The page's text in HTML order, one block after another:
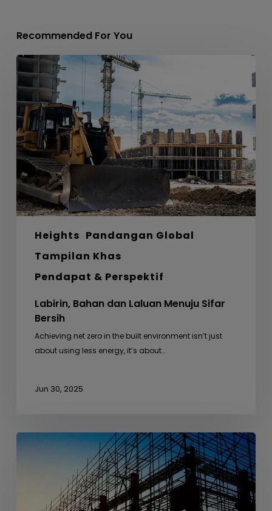
Recommended For You
Heights Pandangan Global
Tampilan Khas
Pendapat & Perspektif
Labirin,
Bahan
dan
Laluan
Menuju
Sifar
Bersih
Labirin, Bahan dan Laluan Menuju Sifar
Bersih
Achieving net zero in the built environment isn’t just
about using less energy, it’s about…
Jun 30, 2025
Dari